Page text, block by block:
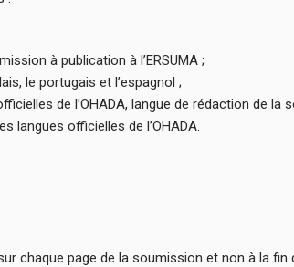
à publication à l’ERSUMA ;
le portugais et l’espagnol ;
de l’OHADA, langue de rédaction de la
langues officielles de l’OHADA.
chaque page de la soumission et non à la fin